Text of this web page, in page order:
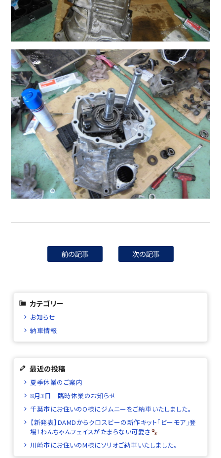
前の記事 次の記事
カテゴリー
お知らせ
納車情報
最近の投稿
夏季休業のご案内
8月3日 臨時休業のお知らせ
千葉市にお住いのO様にジムニーをご納車いたしました。
【新発表】DAMDからクロスビーの新作キット「ビーモア」登
場！わんちゃんフェイスがたまらない可愛さ
川崎市にお住いのM様にソリオご納車いたしました。